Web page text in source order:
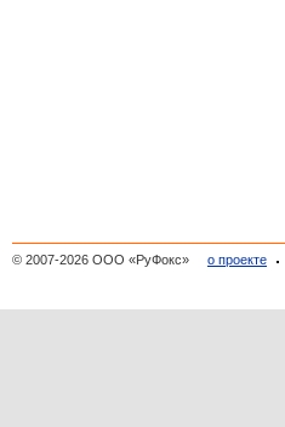
© 2007-2026 ООО «РуФокс» о проекте